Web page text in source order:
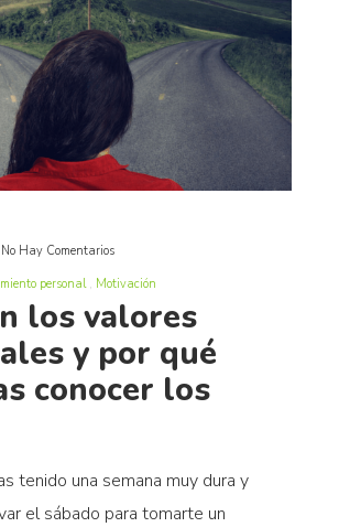
No Hay Comentarios
personal Motivación
los valores
y por qué
conocer los
tenido una semana muy dura y
el sábado para tomarte un